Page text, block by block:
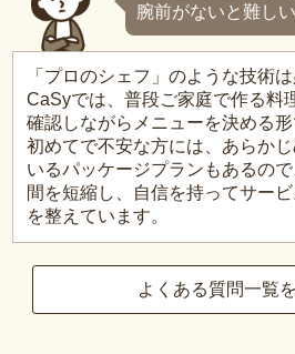
腕前がないと難し
「プロのシェフ」のような技術
CaSyでは、普段ご家庭で作る料
確認しながらメニューを決める形
初めてで不安な方には、あらか
いるパッケージプランもあるの
間を短縮し、自信を持ってサー
を整えています。
よくある質問一覧